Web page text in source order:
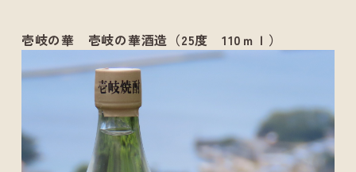
壱岐の華 壱岐の華酒造（25度 110ｍｌ）